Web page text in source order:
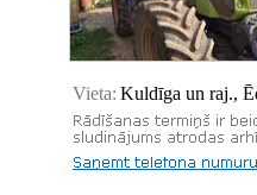
Vieta: Kuldīga un raj.,